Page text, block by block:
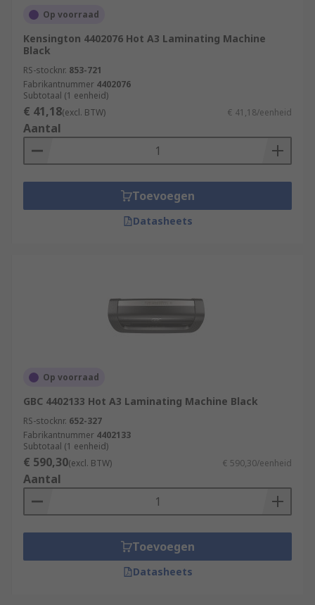
Op voorraad
Kensington 4402076 Hot A3 Laminating Machine
Black
RS-stocknr. 853-721
Fabrikantnummer 4402076
Subtotaal (1 eenheid)
€ 41,18(excl. BTW) € 41,18/eenheid
Aantal
Toevoegen
Datasheets
Op voorraad
GBC 4402133 Hot A3 Laminating Machine Black
RS-stocknr. 652-327
Fabrikantnummer 4402133
Subtotaal (1 eenheid)
€ 590,30(excl. BTW) € 590,30/eenheid
Aantal
Toevoegen
Datasheets